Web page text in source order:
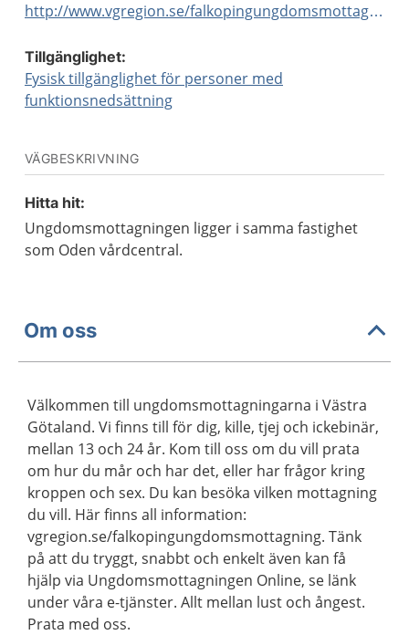
http://www.vgregion.se/falkopingungdomsmottagning
Tillgänglighet:
Fysisk tillgänglighet för personer med
funktionsnedsättning
VÄGBESKRIVNING
Hitta hit:
Ungdomsmottagningen ligger i samma fastighet
som Oden vårdcentral.
Om oss
Välkommen till ungdomsmottagningarna i Västra
Götaland. Vi finns till för dig, kille, tjej och ickebinär,
mellan 13 och 24 år. Kom till oss om du vill prata
om hur du mår och har det, eller har frågor kring
kroppen och sex. Du kan besöka vilken mottagning
du vill. Här finns all information:
vgregion.se/falkopingungdomsmottagning. Tänk
på att du tryggt, snabbt och enkelt även kan få
hjälp via Ungdomsmottagningen Online, se länk
under våra e-tjänster. Allt mellan lust och ångest.
Prata med oss.